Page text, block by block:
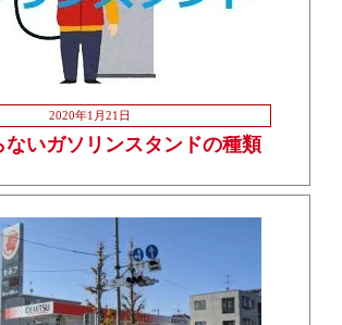
2020年1月21日
ないガソリンスタンドの種類